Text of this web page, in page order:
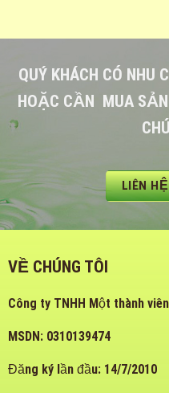
QUÝ KHÁCH CÓ
HOẶC CẦN MUA
LIÊN
VỀ CHÚNG TÔI
Công ty TNHH Một thành
MSDN: 0310139474
Đăng ký lần đầu: 14/7/2010